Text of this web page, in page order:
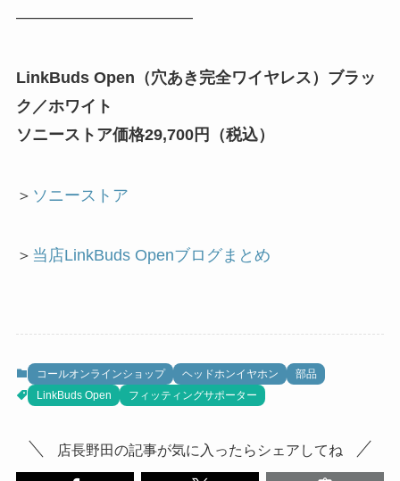
———————————
LinkBuds Open（穴あき完全ワイヤレス）ブラッ
ク／ホワイト
ソニーストア価格29,700円（税込）
＞ ソニーストア
＞ 当店LinkBuds Openブログまとめ
コールオンラインショップ ヘッドホンイヤホン
部品
LinkBuds Open
フィッティングサポーター
店長野田の記事が気に入ったらシェアしてね